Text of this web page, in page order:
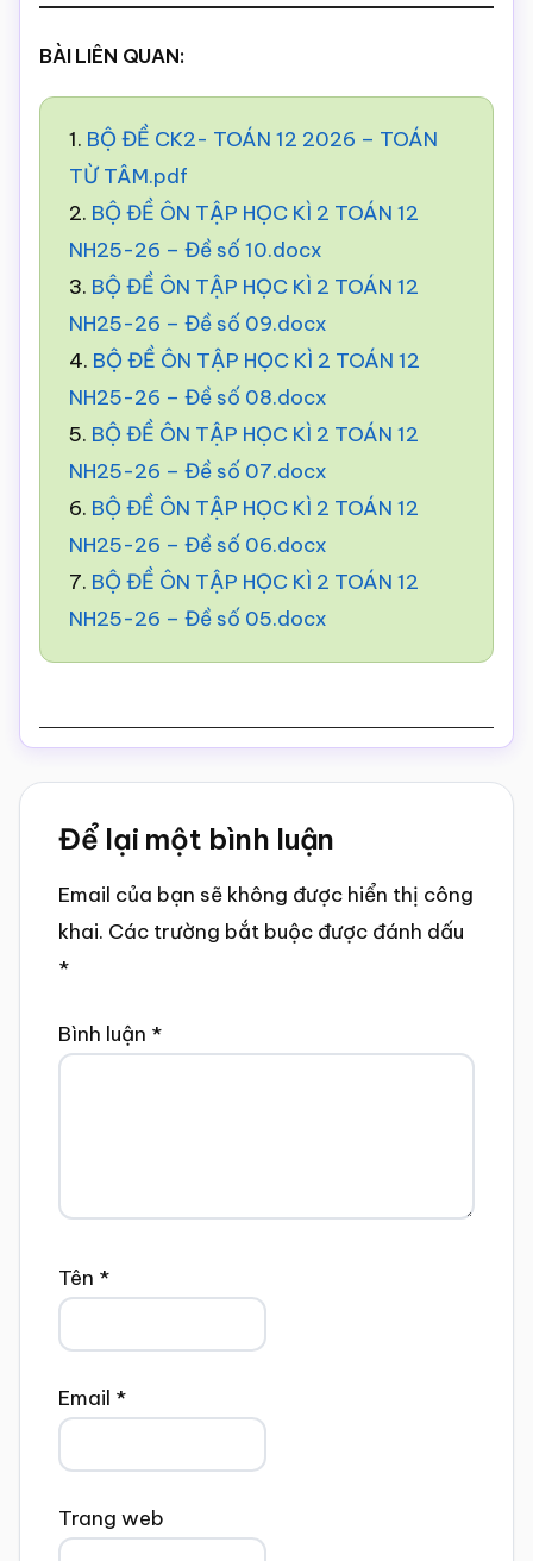
BÀI LIÊN QUAN:
1. BỘ ĐỀ CK2- TOÁN 12 2026 – TOÁN
TỪ TÂM.pdf
2. BỘ ĐỀ ÔN TẬP HỌC KÌ 2 TOÁN 12
NH25-26 – Đề số 10.docx
3. BỘ ĐỀ ÔN TẬP HỌC KÌ 2 TOÁN 12
NH25-26 – Đề số 09.docx
4. BỘ ĐỀ ÔN TẬP HỌC KÌ 2 TOÁN 12
NH25-26 – Đề số 08.docx
5. BỘ ĐỀ ÔN TẬP HỌC KÌ 2 TOÁN 12
NH25-26 – Đề số 07.docx
6. BỘ ĐỀ ÔN TẬP HỌC KÌ 2 TOÁN 12
NH25-26 – Đề số 06.docx
7. BỘ ĐỀ ÔN TẬP HỌC KÌ 2 TOÁN 12
NH25-26 – Đề số 05.docx
Reader
Interactions
Để lại một bình luận
Email của bạn sẽ không được hiển thị công
khai. Các trường bắt buộc được đánh dấu
*
Bình luận *
Tên *
Email *
Trang web